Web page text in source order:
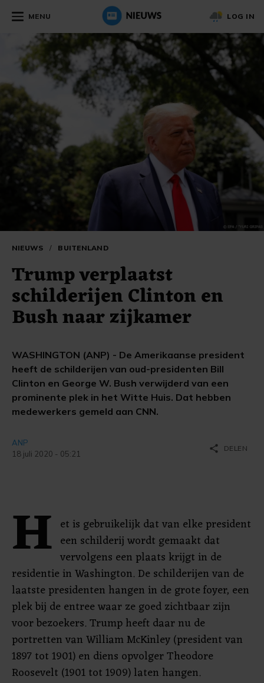
MENU LOG IN
NIEUWS / BUITENLAND
Trump verplaatst
schilderijen Clinton en
Bush naar zijkamer
WASHINGTON (ANP) - De Amerikaanse president
heeft de schilderijen van oud-presidenten Bill
Clinton en George W. Bush verwijderd van een
prominente plek in het Witte Huis. Dat hebben
medewerkers gemeld aan CNN.
ANP
18 juli 2020 - 05:21
share DELEN
H et is gebruikelijk dat van elke president
een schilderij wordt gemaakt dat
vervolgens een plaats krijgt in de
residentie in Washington. De schilderijen van de
laatste presidenten hangen in de grote foyer, een
plek bij de entree waar ze goed zichtbaar zijn
voor bezoekers. Trump heeft daar nu de
portretten van William McKinley (president van
1897 tot 1901) en diens opvolger Theodore
Roosevelt (1901 tot 1909) laten hangen.